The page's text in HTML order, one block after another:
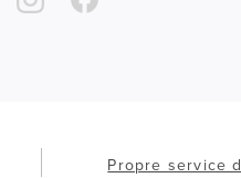
Propre service